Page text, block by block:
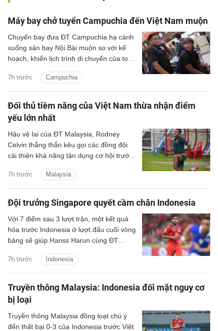
Máy bay chở tuyển Campuchia đến Việt Nam muộn
7h trước Campuchia
Chuyến bay đưa ĐT Campuchia hạ cánh
xuống sân bay Nội Bài muộn so với kế
hoạch, khiến lịch trình di chuyển của toàn
ngơi.
Đối thủ tiềm năng của Việt Nam thừa nhận điểm
yếu lớn nhất
7h trước Malaysia
Hậu vệ lai của ĐT Malaysia, Rodney
Celvin thẳng thắn kêu gọi các đồng đội
cải thiện khả năng tận dụng cơ hội trước
Đội trưởng Singapore quyết cầm chân Indonesia
7h trước Indonesia
Với 7 điểm sau 3 lượt trận, một kết quả
hòa trước Indonesia ở lượt đấu cuối vòng
bảng sẽ giúp Hariss Harun cùng ĐT
Truyền thông Malaysia: Indonesia đối mặt nguy cơ
bị loại
Truyền thông Malaysia đồng loạt chú ý
đến thất bại 0-3 của Indonesia trước Việt